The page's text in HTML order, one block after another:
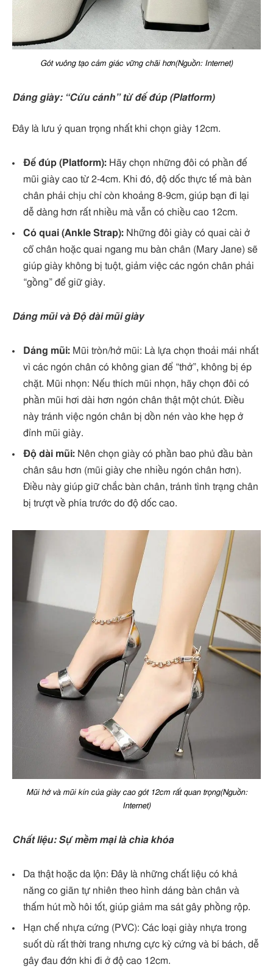
Gót vuông tạo cảm giác vững chãi hơn(Nguồn: Internet)
Dáng giày: “Cứu cánh” từ đế đúp (Platform)
Đây là lưu ý quan trọng nhất khi chọn giày 12cm.
Đế đúp (Platform): Hãy chọn những đôi có phần đế
mũi giày cao từ 2-4cm. Khi đó, độ dốc thực tế mà bàn
chân phải chịu chỉ còn khoảng 8-9cm, giúp bạn đi lại
dễ dàng hơn rất nhiều mà vẫn có chiều cao 12cm.
Có quai (Ankle Strap): Những đôi giày có quai cài ở
cổ chân hoặc quai ngang mu bàn chân (Mary Jane) sẽ
giúp giày không bị tuột, giảm việc các ngón chân phải
“gồng” để giữ giày.
Dáng mũi và Độ dài mũi giày
Dáng mũi: Mũi tròn/hở mũi: Là lựa chọn thoải mái nhất
vì các ngón chân có không gian để “thở”, không bị ép
chặt. Mũi nhọn: Nếu thích mũi nhọn, hãy chọn đôi có
phần mũi hơi dài hơn ngón chân thật một chút. Điều
này tránh việc ngón chân bị dồn nén vào khe hẹp ở
đỉnh mũi giày.
Độ dài mũi: Nên chọn giày có phần bao phủ đầu bàn
chân sâu hơn (mũi giày che nhiều ngón chân hơn).
Điều này giúp giữ chắc bàn chân, tránh tình trạng chân
bị trượt về phía trước do độ dốc cao.
Mũi hở và mũi kín của giày cao gót 12cm rất quan trọng(Nguồn:
Internet)
Chất liệu: Sự mềm mại là chìa khóa
Da thật hoặc da lộn: Đây là những chất liệu có khả
năng co giãn tự nhiên theo hình dáng bàn chân và
thấm hút mồ hôi tốt, giúp giảm ma sát gây phồng rộp.
Hạn chế nhựa cứng (PVC): Các loại giày nhựa trong
suốt dù rất thời trang nhưng cực kỳ cứng và bí bách, dễ
gây đau đớn khi đi ở độ cao 12cm.